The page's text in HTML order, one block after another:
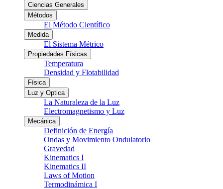
Ciencias Generales
Métodos
El Método Científico
Medida
El Sistema Métrico
Propiedades Físicas
Temperatura
Densidad y Flotabilidad
Física
Luz y Optica
La Naturaleza de la Luz
Electromagnetismo y Luz
Mecánica
Definición de Energía
Ondas y Movimiento Ondulatorio
Gravedad
Kinematics I
Kinematics II
Laws of Motion
Termodinámica I